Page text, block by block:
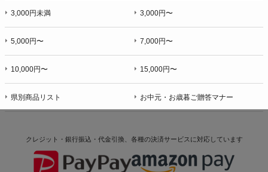
3,000円未満 3,000円〜
5,000円〜 7,000円〜
10,000円〜 15,000円〜
県別商品リスト お中元・お歳暮ご贈答マナー
クレジット・銀行振込・代金引換、各種の決済サービスに対応しています